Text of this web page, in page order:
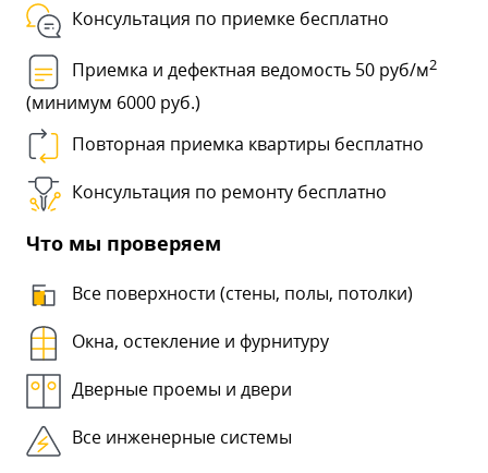
Консультация по приемке бесплатно
Приемка и дефектная ведомость 50 руб/м2
(минимум 6000 руб.)
Повторная приемка квартиры бесплатно
Консультация по ремонту бесплатно
Что мы проверяем
Все поверхности (стены, полы, потолки)
Окна, остекление и фурнитуру
Дверные проемы и двери
Все инженерные системы